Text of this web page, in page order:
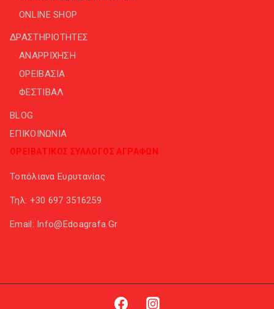
ONLINE SHOP
ΔΡΑΣΤΗΡΙΟΤΗΤΕΣ
ΑΝΑΡΡΙΧΗΣΗ
ΟΡΕΙΒΑΣΙΑ
ΦΕΣΤΙΒΑΛ
BLOG
ΕΠΙΚΟΙΝΩΝΙΑ
ΟΡΕΙΒΑΤΙΚΟΣ ΣΥΛΛΟΓΟΣ ΑΓΡΑΦΩΝ
Τοπόλιανα Ευρυτανίας
Τηλ: +30 697 3516259
Email: Info@edoagrafa.gr